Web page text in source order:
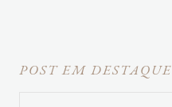
POST EM DESTAQUE